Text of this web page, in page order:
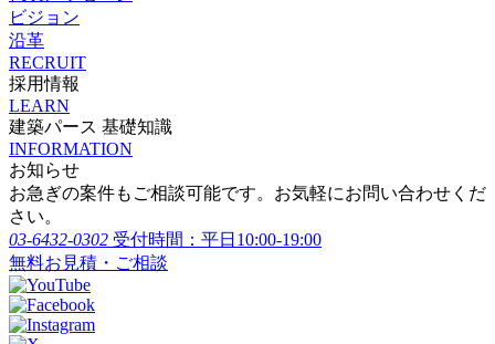
ビジョン
沿革
RECRUIT
採用情報
LEARN
建築パース 基礎知識
INFORMATION
お知らせ
お急ぎの案件もご相談可能です。お気軽にお問い合わせくだ
さい。
03-6432-0302 受付時間：平日10:00-19:00
無料お見積・ご相談